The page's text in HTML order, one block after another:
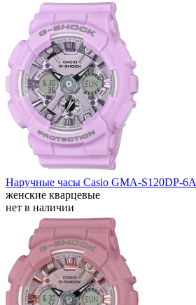
Наручные часы Casio GMA-S120DP-6A
женские кварцевые
нет в наличии